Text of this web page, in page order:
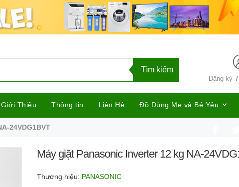
Đăng ký /
Tìm kiếm
Giới Thiệu Thông tin Liên Hệ Đồ Dùng Mẹ và Bé Yêu
24VDG1BVT
Máy giặt Panasonic Inverter 12 kg NA-
Thương hiệu: PANASONIC